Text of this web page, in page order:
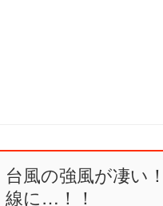
台風の強風が凄い
線に…！！